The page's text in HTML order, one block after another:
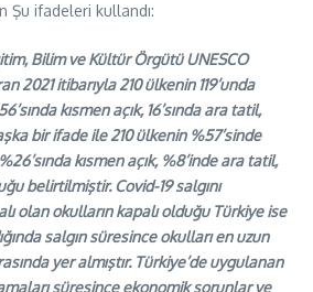
Şu ifadeleri kullandı:
Bilim ve Kültür Örgütü UNESCO
2021 itibarıyla 210 ülkenin 119’unda
kısmen açık, 16’sında ara tatil,
bir ifade ile 210 ülkenin %57’sinde
kısmen açık, %8’inde ara tatil,
belirtilmiştir. Covid-19 salgını
olan okulların kapalı olduğu Türkiye ise
salgın süresince okulları en uzun
yer almıştır. Türkiye’de uygulanan
süresince ekonomik sorunlar ve